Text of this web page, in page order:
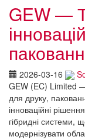
GEW —
2026-03-16
GEW (EC) Limited —
для друку,
інноваційні
гібридні системи,
модернізувати